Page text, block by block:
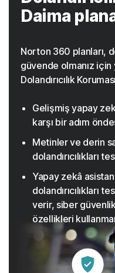
Daima
Norton 360 planları,
güvende olmanız
Dolandırıcılık
Gelişmiş yapay
karşı bir adım
Metinler ve derin
dolandırıcılıkları
Yapay zekâ
dolandırıcılıkları
verir, siber güvenlik
özellikleri